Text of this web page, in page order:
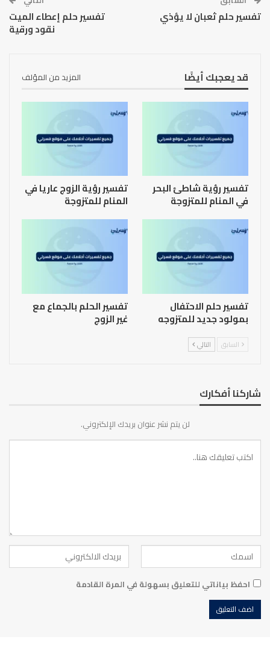
تفسير حلم ثعبان لا يؤذي تفسير حلم إعطاء الميت
نقود ورقية
قد يعجبك أيضًا المزيد من المؤلف
تفسير رؤية شاطئ البحر
في المنام للمتزوجة
تفسير رؤية الزوج عاريا في
المنام للمتزوجة
تفسير حلم الاحتفال
بمولود جديد للمتزوجه
تفسير الحلم بالجماع مع
غير الزوج
السابق التالي
شاركنا أفكارك
لن يتم نشر عنوان بريدك الإلكتروني.
احفظ بياناتي للتعليق بسهولة في المرة القادمة